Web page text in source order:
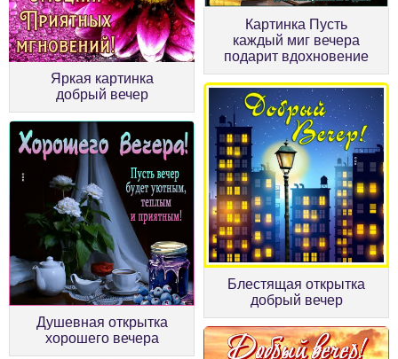
Картинка Пусть
каждый миг вечера
подарит вдохновение
Яркая картинка
добрый вечер
Блестящая открытка
добрый вечер
Душевная открытка
хорошего вечера